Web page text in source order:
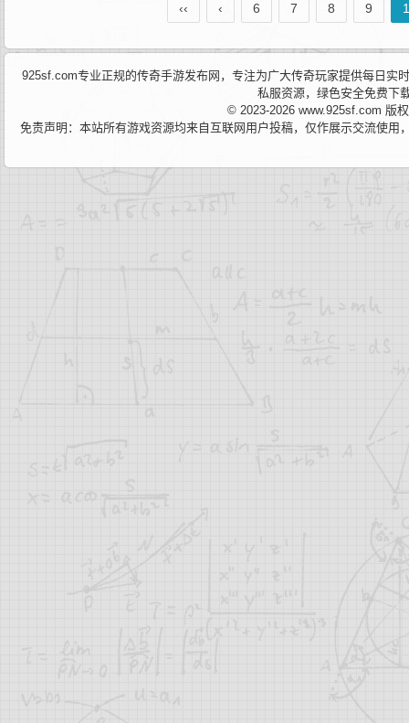
‹‹ ‹ 6 7 8 9
925sf.com专业正规的传奇手游发布网，专注为广大传奇玩家提供每日实
私服资源，绿色安全免费下
© 2023-2026 www.925sf.com 版
免责声明：本站所有游戏资源均来自互联网用户投稿，仅作展示交流使